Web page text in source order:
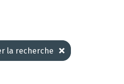
la recherche